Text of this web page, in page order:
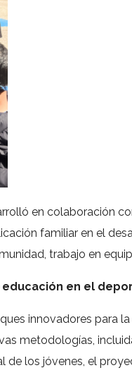
en colaboración
familiar en el
trabajo en
en el
innovadores para
metodologías,
los jóvenes, el